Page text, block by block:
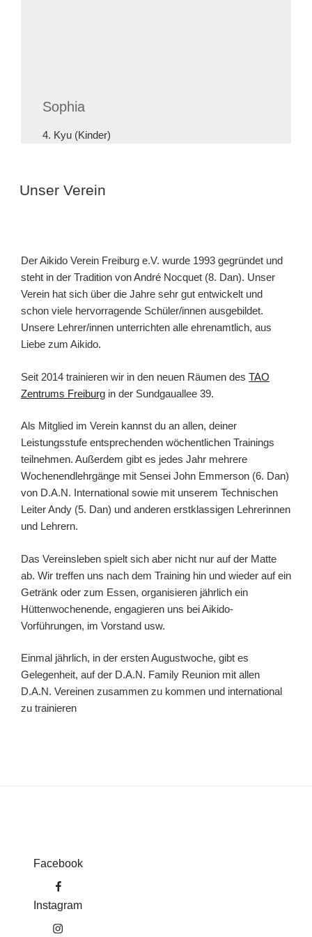
Sophia
4. Kyu (Kinder)
Unser Verein
Der Aikido Verein Freiburg e.V. wurde 1993 gegründet und
steht in der Tradition von André Nocquet (8. Dan). Unser
Verein hat sich über die Jahre sehr gut entwickelt und
schon viele hervorragende Schüler/innen ausgebildet.
Unsere Lehrer/innen unterrichten alle ehrenamtlich, aus
Liebe zum Aikido.
Seit 2014 trainieren wir in den neuen Räumen des TAO
Zentrums Freiburg in der Sundgauallee 39.
Als Mitglied im Verein kannst du an allen, deiner
Leistungsstufe entsprechenden wöchentlichen Trainings
teilnehmen. Außerdem gibt es jedes Jahr mehrere
Wochenendlehrgänge mit Sensei John Emmerson (6. Dan)
von D.A.N. International sowie mit unserem Technischen
Leiter Andy (5. Dan) und anderen erstklassigen Lehrerinnen
und Lehrern.
Das Vereinsleben spielt sich aber nicht nur auf der Matte
ab. Wir treffen uns nach dem Training hin und wieder auf ein
Getränk oder zum Essen, organisieren jährlich ein
Hüttenwochenende, engagieren uns bei Aikido-
Vorführungen, im Vorstand usw.
Einmal jährlich, in der ersten Augustwoche, gibt es
Gelegenheit, auf der D.A.N. Family Reunion mit allen
D.A.N. Vereinen zusammen zu kommen und international
zu trainieren
Facebook
Instagram